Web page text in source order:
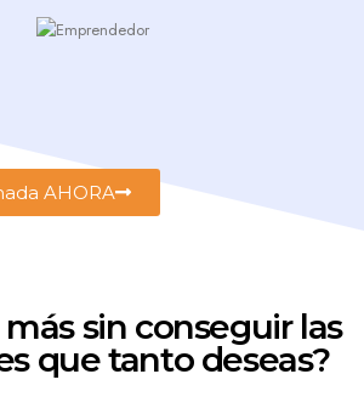
AHORA
sin conseguir las
que tanto deseas?